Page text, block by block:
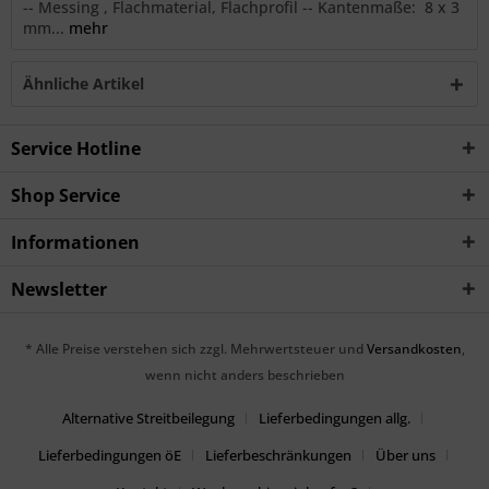
-- Messing , Flachmaterial, Flachprofil -- Kantenmaße: 8 x 3
mm... mehr
Ähnliche Artikel
Service Hotline
Shop Service
Informationen
Newsletter
* Alle Preise verstehen sich zzgl. Mehrwertsteuer und Versandkosten,
wenn nicht anders beschrieben
Alternative Streitbeilegung
Lieferbedingungen allg.
Lieferbedingungen öE
Lieferbeschränkungen
Über uns